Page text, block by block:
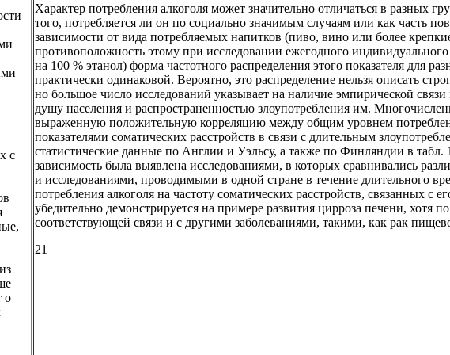
с
о
Характер потребления алкоголя может значительно отличаться в разных
того, потребляется ли он по социально значимым случаям или как часть
зависимости от вида потребляемых напитков (пиво, вино или более
противоположность этому при исследовании ежегодного индивидуального
на 100 % этанол) форма частотного распределения этого показателя для
практически одинаковой. Вероятно, это распределение нельзя описать
но большое число исследований указывает на наличие эмпирической
душу населения и распространенностью злоупотребления им.
выраженную положительную корреляцию между общим уровнем
показателями соматических расстройств в связи с длительным
статистические данные по Англии и Уэльсу, а также по Финляндии в
зависимость была выявлена исследованиями, в которых сравнивались
и исследованиями, проводимыми в одной стране в течение длительного
потребления алкоголя на частоту соматических расстройств, связанных с
убедительно демонстрируется на примере развития цирроза печени, хотя
соответствующей связи и с другими заболеваниями, такими, как рак
21